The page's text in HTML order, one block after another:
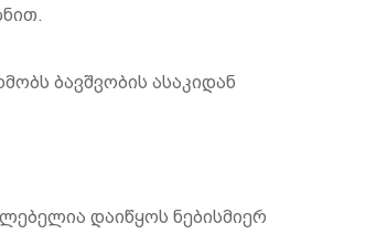
ბავშვობის ასაკიდან
დაიწყოს ნებისმიერ